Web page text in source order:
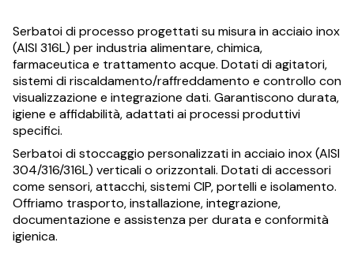
Serbatoi di processo progettati su misura in acciaio inox
(AISI 316L) per industria alimentare, chimica,
farmaceutica e trattamento acque. Dotati di agitatori,
sistemi di riscaldamento/raffreddamento e controllo con
visualizzazione e integrazione dati. Garantiscono durata,
igiene e affidabilità, adattati ai processi produttivi
specifici.
Serbatoi di stoccaggio personalizzati in acciaio inox (AISI
304/316/316L) verticali o orizzontali. Dotati di accessori
come sensori, attacchi, sistemi CIP, portelli e isolamento.
Offriamo trasporto, installazione, integrazione,
documentazione e assistenza per durata e conformità
igienica.